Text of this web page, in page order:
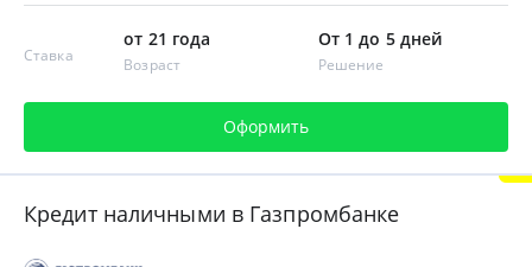
Ставка
от 21 года
Возраст
От 1 до 5 дней
Решение
Оформить
Кредит наличными в Газпромбанке